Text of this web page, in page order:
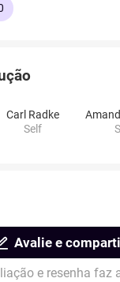
Carl Radke
Self
Avalie e
e resenha faz